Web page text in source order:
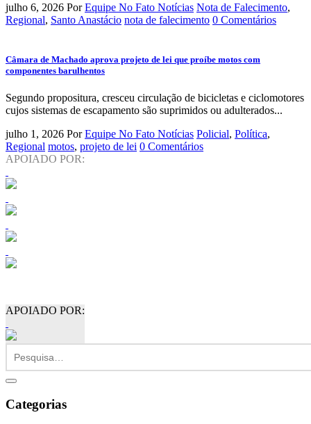
julho 6, 2026 Por Equipe No Fato Notícias Nota de Falecimento,
Regional, Santo Anastácio nota de falecimento 0 Comentários
Câmara de Machado aprova projeto de lei que proíbe motos com
componentes barulhentos
Segundo propositura, cresceu circulação de bicicletas e ciclomotores
cujos sistemas de escapamento são suprimidos ou adulterados...
julho 1, 2026 Por Equipe No Fato Notícias Policial, Política,
Regional motos, projeto de lei 0 Comentários
APOIADO POR:
APOIADO POR:
Categorias